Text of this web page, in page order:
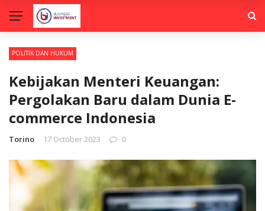
POLITIK DAN HUKUM
Kebijakan Menteri Keuangan:
Pergolakan Baru dalam Dunia E-
commerce Indonesia
Torino 17 October 2023 0